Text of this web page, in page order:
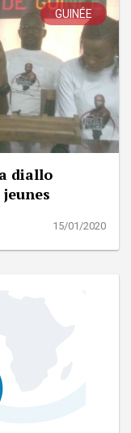
GUINÉE
diallo
15/01/2020